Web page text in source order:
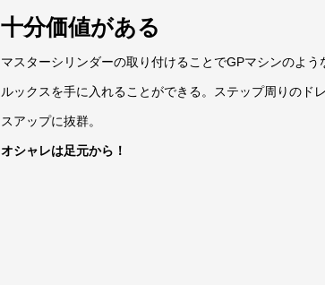
十分価値がある
マスターシリンダーの取り付けることでGPマシンのよう
ルックスを手に入れることができる。ステップ周りのドレ
スアップに抜群。
オシャレは足元から！